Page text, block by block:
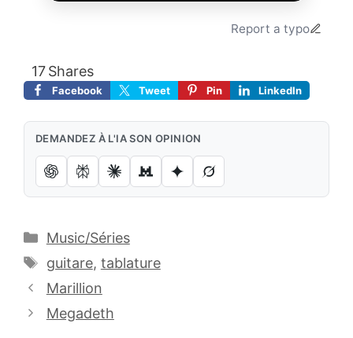
Report a typo
Shares
17
Facebook Tweet Pin LinkedIn
DEMANDEZ À L'IA SON OPINION
Catégories
Music/Séries
Étiquettes
guitare, tablature
Marillion
Megadeth